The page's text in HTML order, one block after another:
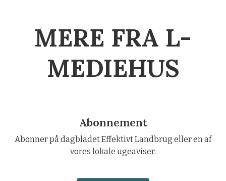
MERE FRA L-
MEDIEHUS
Abonnement
Abonner på dagbladet Effektivt Landbrug eller en af
vores lokale ugeaviser.